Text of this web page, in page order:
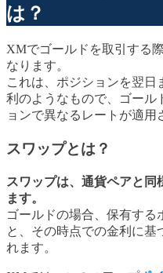
は？
XMでゴールドを取引する
なります。
これは、ポジションを翌日
利のようなもので、ゴール
ョンで異なるレートが適用
スワップとは？
スワップは、通貨ペアと
ます。
ゴールドの場合、保有する
と、その時点での金利に基
れます。